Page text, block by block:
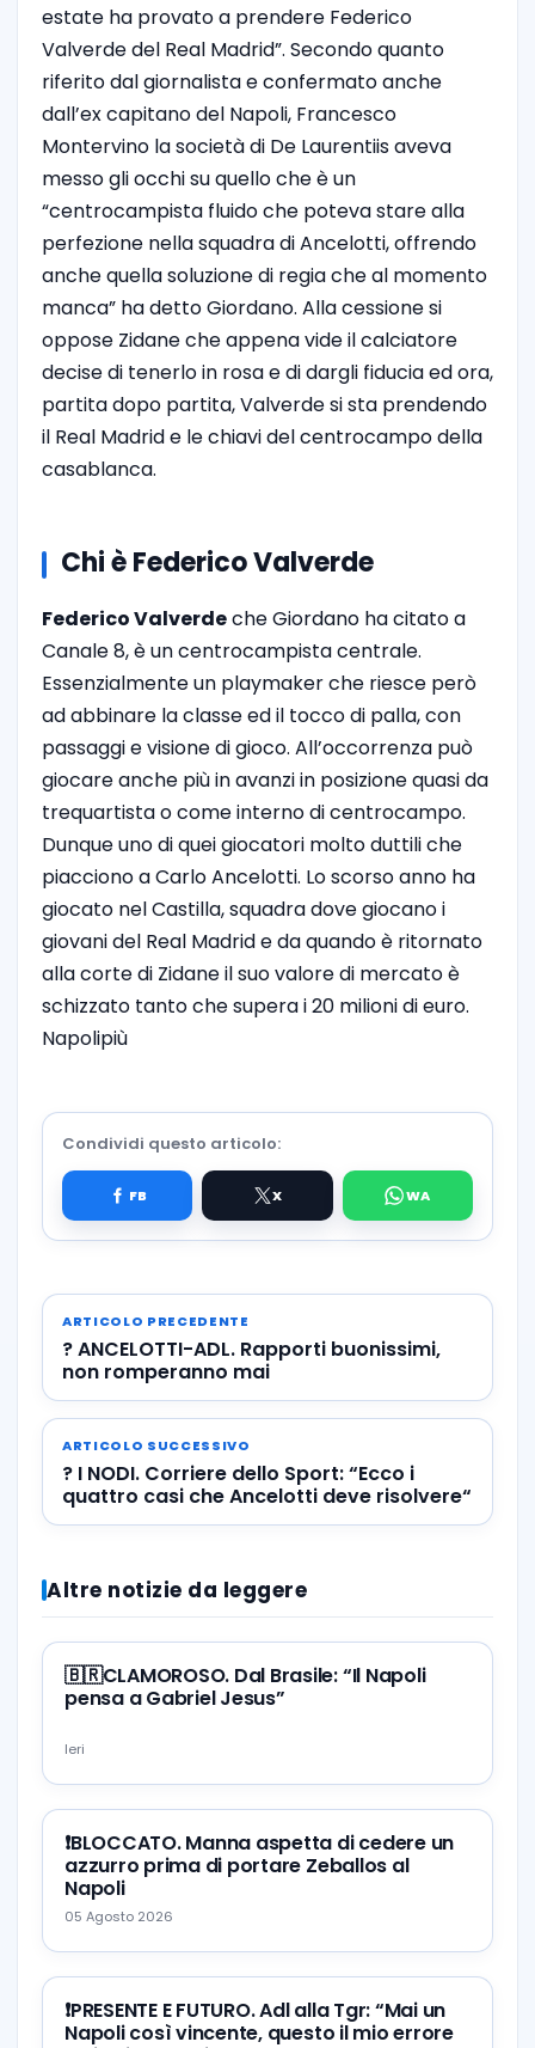
estate ha provato a prendere Federico
Valverde del Real Madrid”. Secondo quanto
riferito dal giornalista e confermato anche
dall’ex capitano del Napoli, Francesco
Montervino la società di De Laurentiis aveva
messo gli occhi su quello che è un
“centrocampista fluido che poteva stare alla
perfezione nella squadra di Ancelotti, offrendo
anche quella soluzione di regia che al momento
manca” ha detto Giordano. Alla cessione si
oppose Zidane che appena vide il calciatore
decise di tenerlo in rosa e di dargli fiducia ed ora,
partita dopo partita, Valverde si sta prendendo
il Real Madrid e le chiavi del centrocampo della
casablanca.
Chi è Federico Valverde
Federico Valverdeche Giordano ha citato a
Canale 8, è un centrocampista centrale.
Essenzialmente un playmaker che riesce però
ad abbinare la classe ed il tocco di palla, con
passaggi e visione di gioco. All’occorrenza può
giocare anche più in avanzi in posizione quasi da
trequartista o come interno di centrocampo.
Dunque uno di quei giocatori molto duttili che
piacciono a Carlo Ancelotti. Lo scorso anno ha
giocato nel Castilla, squadra dove giocano i
giovani del Real Madrid e da quando è ritornato
alla corte di Zidane il suo valore di mercato è
schizzato tanto che supera i 20 milioni di euro.
Napolipiù
Condividi questo articolo:
ARTICOLO PRECEDENTE
? ANCELOTTI-ADL. Rapporti buonissimi,
non romperanno mai
ARTICOLO SUCCESSIVO
? I NODI. Corriere dello Sport: “Ecco i
quattro casi che Ancelotti deve risolvere“
Altre notizie da leggere
🇧🇷CLAMOROSO. Dal Brasile: “Il Napoli
pensa a Gabriel Jesus”
Ieri
❗️BLOCCATO. Manna aspetta di cedere un
azzurro prima di portare Zeballos al
Napoli
05 Agosto 2026
❗️PRESENTE E FUTURO. Adl alla Tgr: “Mai un
Napoli così vincente, questo il mio errore